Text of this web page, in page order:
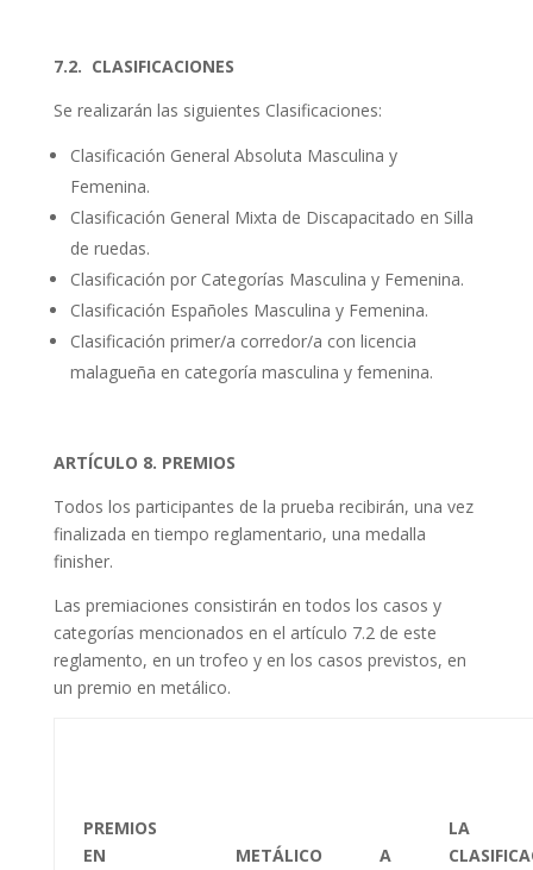
7.2. CLASIFICACIONES
Se realizarán las siguientes Clasificaciones:
Clasificación General Absoluta Masculina y
Femenina.
Clasificación General Mixta de Discapacitado en Silla
de ruedas.
Clasificación por Categorías Masculina y Femenina.
Clasificación Españoles Masculina y Femenina.
Clasificación primer/a corredor/a con licencia
malagueña en categoría masculina y femenina.
ARTÍCULO 8. PREMIOS
Todos los participantes de la prueba recibirán, una vez
finalizada en tiempo reglamentario, una medalla
finisher.
Las premiaciones consistirán en todos los casos y
categorías mencionados en el artículo 7.2 de este
reglamento, en un trofeo y en los casos previstos, en
un premio en metálico.
PREMIOS
EN
METÁLICO A
LA